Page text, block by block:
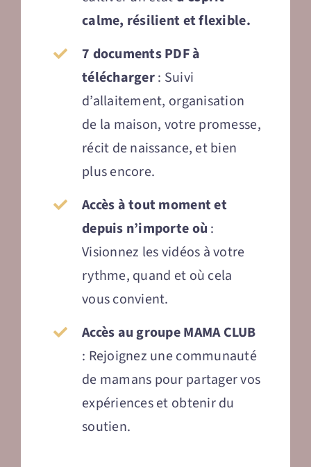
calme, résilient et flexible.
7 documents PDF à
télécharger: Suivi
d’allaitement, organisation
de la maison, votre promesse,
récit de naissance, et bien
plus encore.
Accès à tout moment et
depuis n’importe où :
Visionnez les vidéos à votre
rythme, quand et où cela
vous convient.
Accès au groupe MAMA CLUB
: Rejoignez une communauté
de mamans pour partager vos
expériences et obtenir du
soutien.